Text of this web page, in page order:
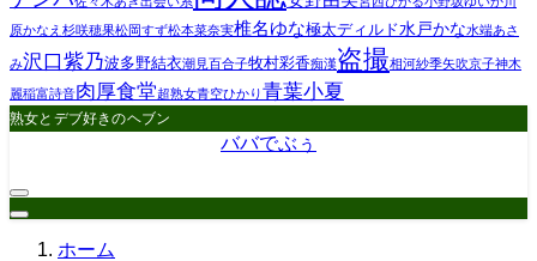
原かなえ 杉咲穂果松岡すず松本菜奈実椎名ゆな極太ディルド水戸かな水端あさ
み沢口紫乃波多野結衣潮見百合子牧村彩香痴漢盗撮相河紗季矢吹京子神木
麗稲富詩音肉厚食堂超熟女青空ひかり青葉小夏
熟女とデブ好きのヘブン
ババでぶぅ
ホーム